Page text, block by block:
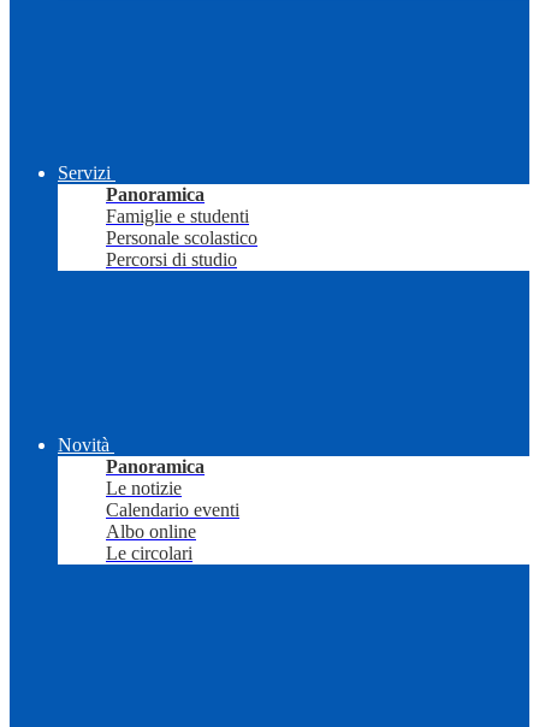
Servizi
Panoramica
Famiglie e studenti
Personale scolastico
Percorsi di studio
Novità
Panoramica
Le notizie
Calendario eventi
Albo online
Le circolari